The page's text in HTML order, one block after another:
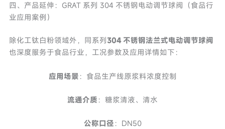
四、产品延伸：GRAT 系列 304 不锈钢电动调节球阀（食品行
业应用案例）
除化工钛白粉领域外，同系列 304 不锈钢法兰式电动调节球阀
也深度服务于食品行业，工况参数及应用详情如下：
应用场景 ：食品生产线原浆料浓度控制
流通介质 ：糖浆清液、清水
公称口径 ：DN50